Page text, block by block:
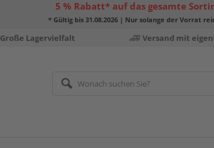
5 % Rabatt* auf das gesamte
* Gültig bis 31.08.2026 | Nur solange der Vorrat
Große Lagervielfalt Versand mit